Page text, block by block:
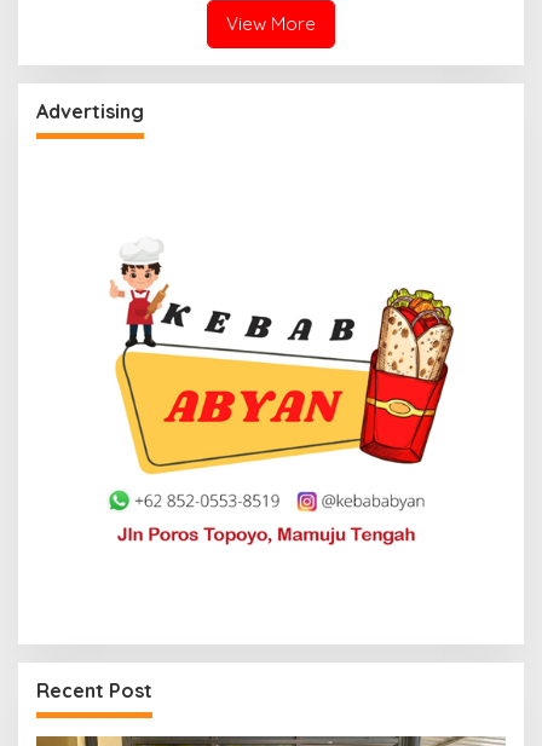
View More
Advertising
Recent Post